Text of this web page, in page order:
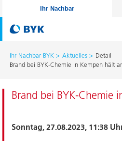
Ihr Nachbar
Ihr Nachbar BYK Aktuelles
Detail
Brand bei BYK-Chemie in Kempen hält
Brand bei BYK-Chemie
Sonntag, 27.08.2023, 11:38